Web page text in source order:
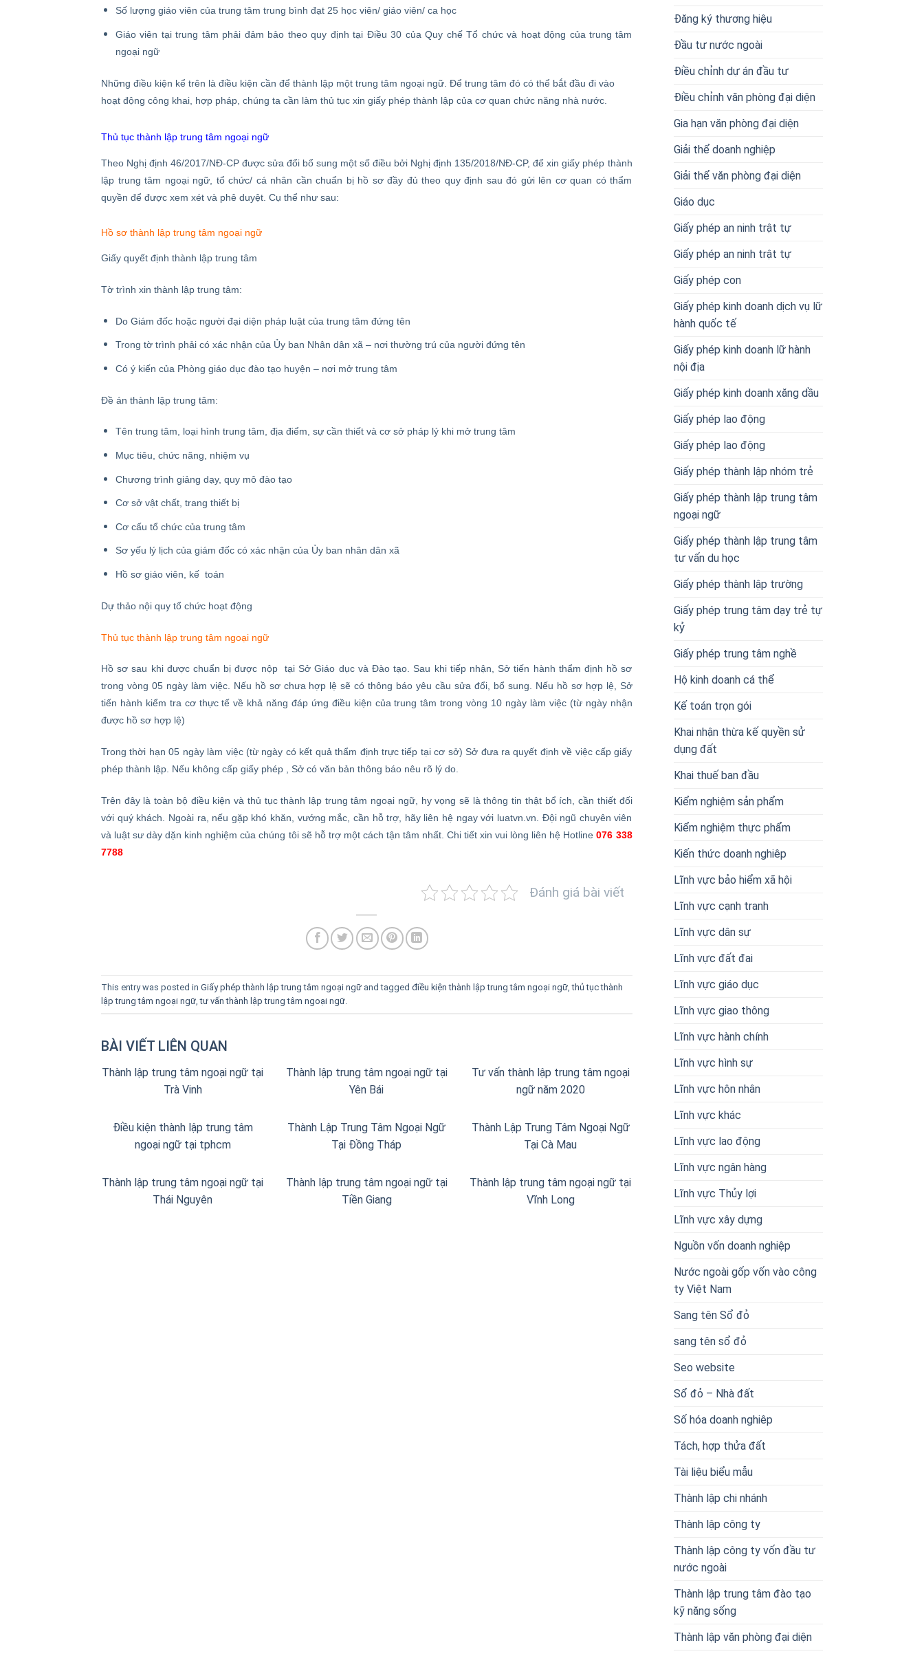
Số lượng giáo viên của trung tâm trung bình đạt 25 học viên/ giáo viên/ ca học
Giáo viên tại trung tâm phải đảm bảo theo quy định tại Điều 30 của Quy chế Tổ chức và hoạt động của trung tâm
ngoại ngữ
Những điều kiện kể trên là điều kiện cần để thành lập một trung tâm ngoại ngữ. Để trung tâm đó có thể bắt đầu đi vào
hoạt động công khai, hợp pháp, chúng ta cần làm thủ tục xin giấy phép thành lập của cơ quan chức năng nhà nước.
Thủ tục thành lập trung tâm ngoại ngữ
Theo Nghị định 46/2017/NĐ-CP được sửa đổi bổ sung một số điều bởi Nghị định 135/2018/NĐ-CP, để xin giấy phép thành
lập trung tâm ngoại ngữ, tổ chức/ cá nhân cần chuẩn bị hồ sơ đầy đủ theo quy định sau đó gửi lên cơ quan có thẩm
quyền để được xem xét và phê duyệt. Cụ thể như sau:
Hồ sơ thành lập trung tâm ngoại ngữ
Giấy quyết định thành lập trung tâm
Tờ trình xin thành lập trung tâm:
Do Giám đốc hoặc người đại diện pháp luật của trung tâm đứng tên
Trong tờ trình phải có xác nhận của Ủy ban Nhân dân xã – nơi thường trú của người đứng tên
Có ý kiến của Phòng giáo dục đào tạo huyện – nơi mở trung tâm
Đề án thành lập trung tâm:
Tên trung tâm, loại hình trung tâm, địa điểm, sự cần thiết và cơ sở pháp lý khi mở trung tâm
Mục tiêu, chức năng, nhiệm vụ
Chương trình giảng dạy, quy mô đào tạo
Cơ sở vật chất, trang thiết bị
Cơ cấu tổ chức của trung tâm
Sơ yếu lý lịch của giám đốc có xác nhận của Ủy ban nhân dân xã
Hồ sơ giáo viên, kế toán
Dự thảo nội quy tổ chức hoạt động
Thủ tục thành lập trung tâm ngoại ngữ
Hồ sơ sau khi được chuẩn bị được nộp tại Sở Giáo dục và Đào tạo. Sau khi tiếp nhận, Sở tiến hành thẩm định hồ sơ
trong vòng 05 ngày làm việc. Nếu hồ sơ chưa hợp lệ sẽ có thông báo yêu cầu sửa đổi, bổ sung. Nếu hồ sơ hợp lệ, Sở
tiến hành kiểm tra cơ thực tế về khả năng đáp ứng điều kiện của trung tâm trong vòng 10 ngày làm việc (từ ngày nhận
được hồ sơ hợp lệ)
Trong thời hạn 05 ngày làm việc (từ ngày có kết quả thẩm định trực tiếp tại cơ sở) Sở đưa ra quyết định về việc cấp giấy
phép thành lập. Nếu không cấp giấy phép , Sở có văn bản thông báo nêu rõ lý do.
Trên đây là toàn bộ điều kiện và thủ tục thành lập trung tâm ngoại ngữ, hy vọng sẽ là thông tin thật bổ ích, cần thiết đối
với quý khách. Ngoài ra, nếu gặp khó khăn, vướng mắc, cần hỗ trợ, hãy liên hệ ngay với luatvn.vn. Đội ngũ chuyên viên
và luật sư dày dặn kinh nghiệm của chúng tôi sẽ hỗ trợ một cách tận tâm nhất. Chi tiết xin vui lòng liên hệ Hotline076 338
7788
Đánh giá bài viết
This entry was posted in Giấy phép thành lập trung tâm ngoại ngữ and tagged điều kiện thành lập trung tâm ngoại ngữ ,thủ tục thành
lập trung tâm ngoại ngữ ,tư vấn thành lập trung tâm ngoại ngữ
BÀI VIẾT LIÊN QUAN
Thành lập trung tâm ngoại ngữ tại
Trà Vinh
Thành lập trung tâm ngoại ngữ tại
Yên Bái
Tư vấn thành lập trung tâm ngoại
ngữ năm 2020
Điều kiện thành lập trung tâm
ngoại ngữ tại tphcm
Thành Lập Trung Tâm Ngoại Ngữ
Tại Đồng Tháp
Thành Lập Trung Tâm Ngoại Ngữ
Tại Cà Mau
Thành lập trung tâm ngoại ngữ tại
Thái Nguyên
Thành lập trung tâm ngoại ngữ tại
Tiền Giang
Thành lập trung tâm ngoại ngữ tại
Vĩnh Long
Đăng ký thương hiệu
Đầu tư nước ngoài
Điều chỉnh dự án đầu tư
Điều chỉnh văn phòng đại diện
Gia hạn văn phòng đại diện
Giải thể doanh nghiệp
Giải thể văn phòng đại diện
Giáo dục
Giấy phép an ninh trật tự
Giấy phép an ninh trật tự
Giấy phép con
Giấy phép kinh doanh dịch vụ lữ
hành quốc tế
Giấy phép kinh doanh lữ hành
nội địa
Giấy phép kinh doanh xăng dầu
Giấy phép lao động
Giấy phép lao động
Giấy phép thành lập nhóm trẻ
Giấy phép thành lập trung tâm
ngoại ngữ
Giấy phép thành lập trung tâm
tư vấn du học
Giấy phép thành lập trường
Giấy phép trung tâm dạy trẻ tự
kỷ
Giấy phép trung tâm nghề
Hộ kinh doanh cá thể
Kế toán trọn gói
Khai nhận thừa kế quyền sử
dụng đất
Khai thuế ban đầu
Kiểm nghiệm sản phẩm
Kiểm nghiệm thực phẩm
Kiến thức doanh nghiêp
Lĩnh vực bảo hiểm xã hội
Lĩnh vực cạnh tranh
Lĩnh vực dân sự
Lĩnh vực đất đai
Lĩnh vực giáo dục
Lĩnh vực giao thông
Lĩnh vực hành chính
Lĩnh vực hình sự
Lĩnh vực hôn nhân
Lĩnh vực khác
Lĩnh vực lao động
Lĩnh vực ngân hàng
Lĩnh vực Thủy lợi
Lĩnh vực xây dựng
Nguồn vốn doanh nghiệp
Nước ngoài gốp vốn vào công
ty Việt Nam
Sang tên Sổ đỏ
sang tên sổ đỏ
Seo website
Sổ đỏ – Nhà đất
Số hóa doanh nghiêp
Tách, hợp thửa đất
Tài liệu biểu mẫu
Thành lập chi nhánh
Thành lập công ty
Thành lập công ty vốn đầu tư
nước ngoài
Thành lập trung tâm đào tạo
kỹ năng sống
Thành lập văn phòng đại diện